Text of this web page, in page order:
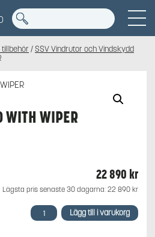
tillbehör / SSV Vindrutor och Vindskydd
WITH WIPER
22 890 kr
Lägsta pris senaste 30 dagarna: 22 890 kr
FLIP
WINDSHIELD
Lägg till i varukorg